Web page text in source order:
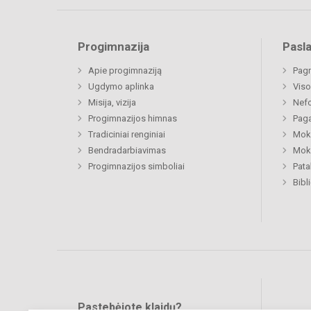
Progimnazija
Apie progimnaziją
Ugdymo aplinka
Misija, vizija
Progimnazijos himnas
Tradiciniai renginiai
Bendradarbiavimas
Progimnazijos simboliai
Pastebėjote klaidų?